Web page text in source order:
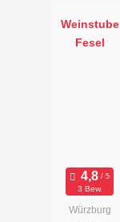
Weinstube
Fesel
3 Bew.
Würzburg